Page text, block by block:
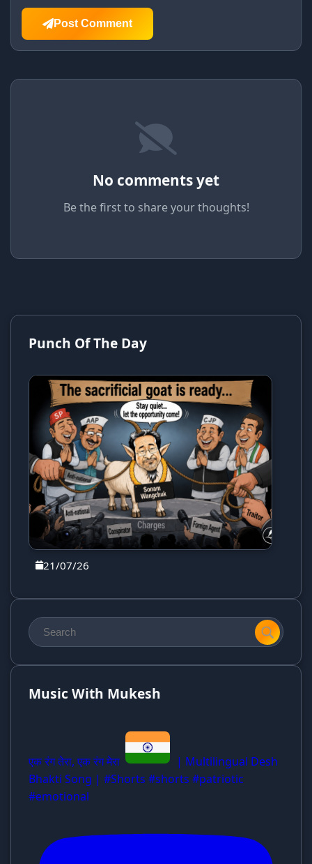
Post Comment
No comments yet
Be the first to share your thoughts!
Punch Of The Day
21/07/26
Music With Mukesh
एक रंग तेरा, एक रंग मेरा
| Multilingual Desh
Bhakti Song | #Shorts #shorts #patriotic
#emotional